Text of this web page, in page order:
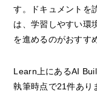
す。ドキュメントを
は、学習しやすい環
を進めるのがおすす
Learn上にあるAI
執筆時点で21件あり